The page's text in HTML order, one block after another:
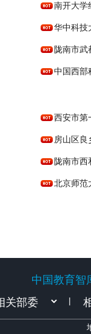
南开大学
华中科技
陇南市
中国西部
西安市第
房山区良
陇南市
北京师范
中国教育智
|